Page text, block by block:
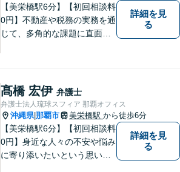
す。
【美栄橋駅6分】【初回相談料
0円】不動産や税務の実務を通
じて、多角的な課題に直面す
た。 複雑な問題を一つの窓口
で解決できる存在を目指し、
日々研鑽を重ねています。
詳細を見
る
髙橋 宏伊 弁護士
弁護士法人琉球スフィア 那覇オフィス
沖縄県|那覇市 美栄橋駅 から徒歩6分
【美栄橋駅6分】【初回相談料
0円】身近な人々の不安や悩み
に寄り添いたいという思いか
詳細を見
る